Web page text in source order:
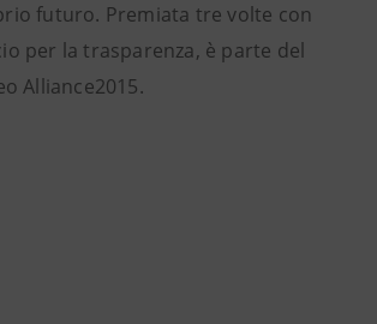
futuro. Premiata tre volte con
per la trasparenza, è parte del
Alliance2015.